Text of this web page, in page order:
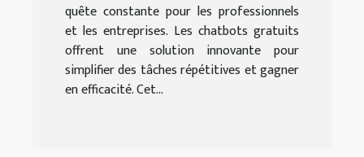
quête constante pour les professionnels
et les entreprises. Les chatbots gratuits
offrent une solution innovante pour
simplifier des tâches répétitives et gagner
en efficacité. Cet...